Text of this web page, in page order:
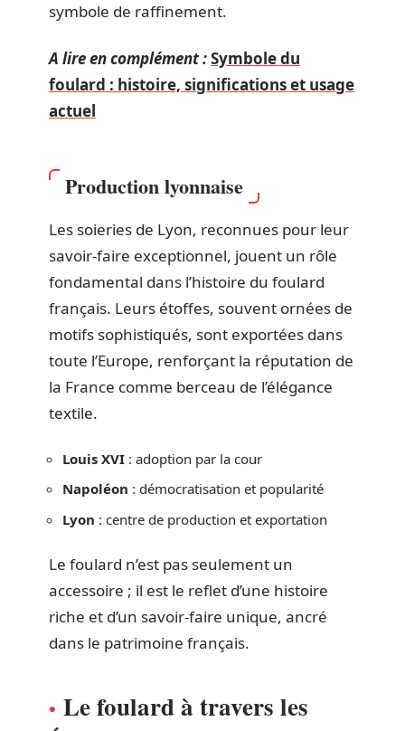
symbole de raffinement.
A lire en complément :Symbole du
foulard : histoire, significations et usage
actuel
Production lyonnaise
Les soieries de Lyon, reconnues pour leur
savoir-faire exceptionnel, jouent un rôle
fondamental dans l’histoire du foulard
français. Leurs étoffes, souvent ornées de
motifs sophistiqués, sont exportées dans
toute l’Europe, renforçant la réputation de
la France comme berceau de l’élégance
textile.
Louis XVI : adoption par la cour
Napoléon : démocratisation et popularité
Lyon : centre de production et exportation
Le foulard n’est pas seulement un
accessoire ; il est le reflet d’une histoire
riche et d’un savoir-faire unique, ancré
dans le patrimoine français.
Le foulard à travers les